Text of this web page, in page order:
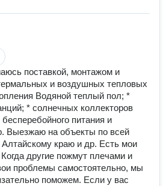
поставкой, монтажом и
и воздушных тепловых
Водяной теплый пол; *
* солнечных коллекторов
питания и
Выезжаю на объекты по всей
краю и др. Есть мои
другие пожмут плечами и
проблемы самостоятельно, мы
поможем. Если у вас